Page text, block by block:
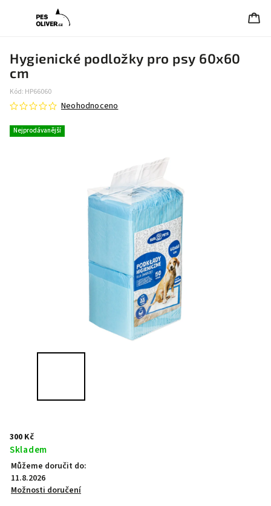
Hygienické podložky pro psy 60x60
cm
Kód: HP66060
Nejprodávanější
Neohodnoceno
300 Kč
Skladem
Můžeme doručit do:
11.8.2026
Možnosti doručení